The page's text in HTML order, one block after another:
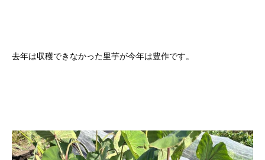
去年は収穫できなかった里芋が今年は豊作です。